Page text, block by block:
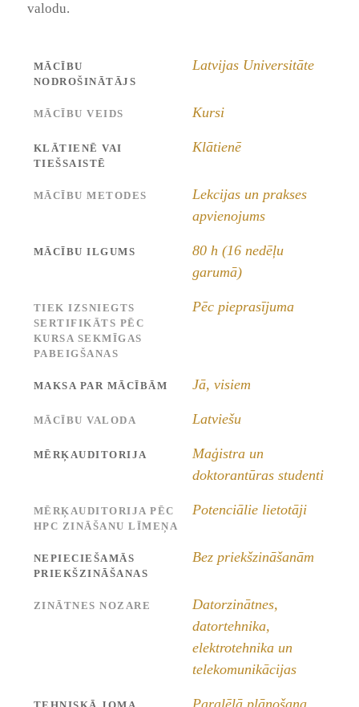
valodu.
MĀCĪBU
NODROŠINĀTĀJS
Latvijas Universitāte
MĀCĪBU VEIDS Kursi
KLĀTIENĒ VAI
TIEŠSAISTĒ
Klātienē
MĀCĪBU METODES
Lekcijas un prakses
apvienojums
MĀCĪBU ILGUMS
80 h (16 nedēļu
garumā)
TIEK IZSNIEGTS
SERTIFIKĀTS PĒC
KURSA SEKMĪGAS
PABEIGŠANAS
Pēc pieprasījuma
MAKSA PAR MĀCĪBĀM Jā, visiem
MĀCĪBU VALODA Latviešu
MĒRĶAUDITORIJA
Maģistra un
doktorantūras studenti
MĒRĶAUDITORIJA PĒC
HPC ZINĀŠANU LĪMEŅA
Potenciālie lietotāji
NEPIECIEŠAMĀS
PRIEKŠZINĀŠANAS
Bez priekšzināšanām
ZINĀTNES NOZARE
Datorzinātnes,
datortehnika,
elektrotehnika un
telekomunikācijas
Paralēlā plānošana,